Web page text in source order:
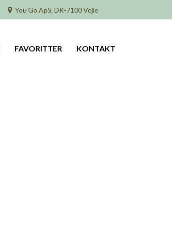
You Go ApS, DK-7100 Vejle
FAVORITTER KONTAKT